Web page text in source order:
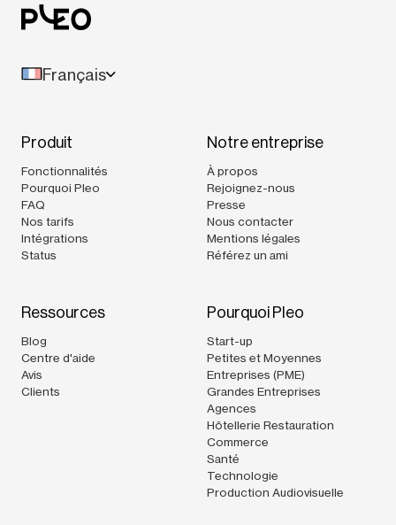
Français
Produit
Fonctionnalités
Pourquoi Pleo
FAQ
Nos tarifs
Intégrations
Status
Notre entreprise
À propos
Rejoignez-nous
Presse
Nous contacter
Mentions légales
Référez un ami
Ressources
Blog
Centre d'aide
Avis
Clients
Pourquoi Pleo
Start-up
Petites et Moyennes
Entreprises (PME)
Grandes Entreprises
Agences
Hôtellerie Restauration
Commerce
Santé
Technologie
Production Audiovisuelle